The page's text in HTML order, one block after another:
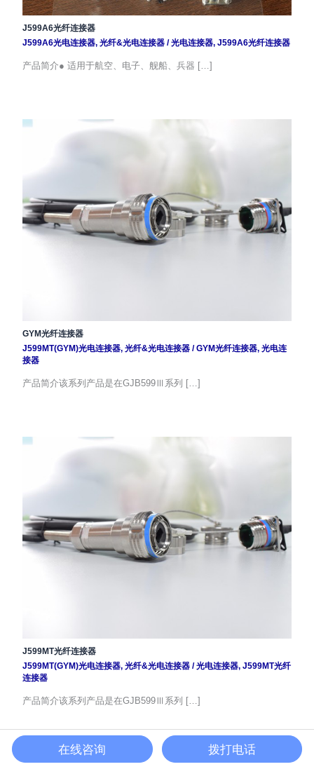
J599A6光纤连接器
J599A6光电连接器, 光纤&光电连接器/光电连接器, J599A6光纤连接器
产品简介● 适用于航空、电子、舰船、兵器 […]
GYM光纤连接器
J599MT(GYM)光电连接器, 光纤&光电连接器/GYM光纤连接器, 光电连
接器
产品简介该系列产品是在GJB599Ⅲ系列 […]
J599MT光纤连接器
J599MT(GYM)光电连接器, 光纤&光电连接器/光电连接器, J599MT光纤
连接器
产品简介该系列产品是在GJB599Ⅲ系列 […]
在线咨询 拨打电话